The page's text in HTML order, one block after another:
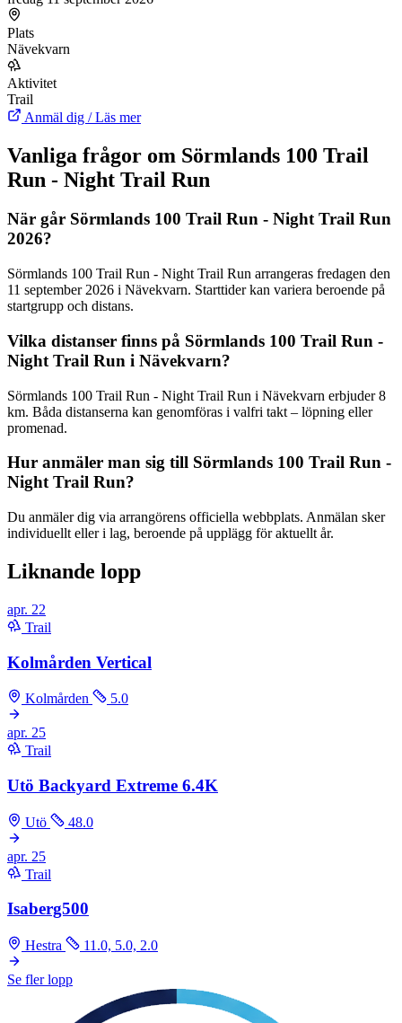
Plats
Nävekvarn
Aktivitet
Trail
Anmäl dig / Läs mer
Vanliga frågor om Sörmlands 100 Trail
Run - Night Trail Run
När går Sörmlands 100 Trail Run - Night Trail Run
2026?
Sörmlands 100 Trail Run - Night Trail Run arrangeras fredagen den
11 september 2026 i Nävekvarn. Starttider kan variera beroende på
startgrupp och distans.
Vilka distanser finns på Sörmlands 100 Trail Run -
Night Trail Run i Nävekvarn?
Sörmlands 100 Trail Run - Night Trail Run i Nävekvarn erbjuder 8
km. Båda distanserna kan genomföras i valfri takt – löpning eller
promenad.
Hur anmäler man sig till Sörmlands 100 Trail Run -
Night Trail Run?
Du anmäler dig via arrangörens officiella webbplats. Anmälan sker
individuellt eller i lag, beroende på upplägg för aktuellt år.
Liknande lopp
apr. 22
Trail
Kolmården Vertical
Kolmården 5.0
apr. 25
Trail
Utö Backyard Extreme 6.4K
Utö 48.0
apr. 25
Trail
Isaberg500
Hestra 11.0, 5.0, 2.0
Se fler lopp